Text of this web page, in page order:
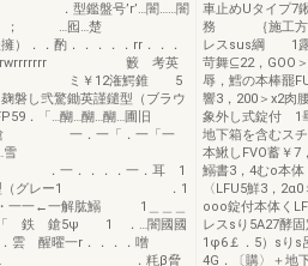
．型鑑盤号’r’…闇……闇
； …囮…楚
．．．．．rr．．．
＿配rwrrrrrrr 籔 考英
1︷ ミ￥12潅鰐錐 5
磐し弐驚鋤英謹鑓型（ブラウ
．「…醐…醐…醐…圃旧
．一「．一「一
．一．耳 1
鑛聴型（グレー1 ．1
←一解肱鰯 1＿＿＿
鎗5ψ 1 ．…闇國國
雲 醒曜一r．．．．噌
FP54遣L ．粍β脅
車止めUタイ
務 ｛施工方
レスsus綱 1
苛舞⊆22，
辱，鱈の本棒罷
響3，200
象外し式錠付 1
地下箱を含む
本鰍しFVO蓄
鰯書3，4むo本
〈LFU5鮮3，
ooo錠付本体く
レスsり5A27酵
1φ6￡．5）sりs
4G．〔購〉＋地